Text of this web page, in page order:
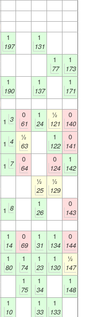
1
197
1
131
1
77
1
173
1
190
1
137
1
171
1 3
0
61
1
24
½
121
0
140
1 4
½
63
1
122
0
141
1 7
0
64
0
124
1
142
½
25
½
129
1 8
1
26
0
143
1
14
0
69
1
31
1
134
0
144
1
80
1
74
1
23
1
130
½
147
1
75
1
34
1
148
1
10
1
33
1
133